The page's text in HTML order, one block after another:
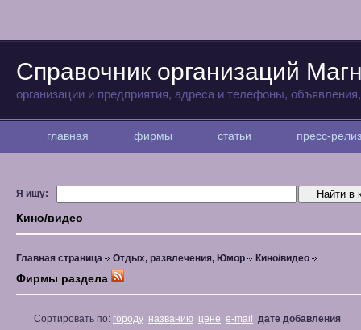
Справочник организаций
организации и предприятия, адреса и телефоны,
главная фирмы статьи пресс-
Я ищу:
Кино/видео
Главная страница Отдых, развлечения, Юмор Кино/видео
Фирмы раздела
Сортировать по: городу названию цене e-mail дате добавления